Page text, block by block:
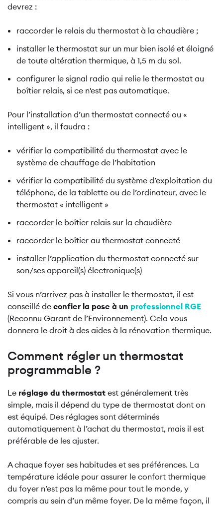
devrez :
raccorder le relais du thermostat à la chaudière ;
installer le thermostat sur un mur bien isolé et éloigné
de toute altération thermique, à 1,5 m du sol.
configurer le signal radio qui relie le thermostat au
boîtier relais, si ce n'est pas automatique.
Pour l’installation d’un thermostat connecté ou «
intelligent », il faudra :
vérifier la compatibilité du thermostat avec le
système de chauffage de l’habitation
vérifier la compatibilité du système d’exploitation du
téléphone, de la tablette ou de l’ordinateur, avec le
thermostat « intelligent »
raccorder le boîtier relais sur la chaudière
raccorder le boîtier au thermostat connecté
installer l’application du thermostat connecté sur
son/ses appareil(s) électronique(s)
Si vous n’arrivez pas à installer le thermostat, il est
conseillé de confier la pose à un professionnel RGE
(Reconnu Garant de l’Environnement). Cela vous
donnera le droit à des aides à la rénovation thermique.
Comment régler un thermostat
programmable ?
Le réglage du thermostat est généralement très
simple, mais il dépend du type de thermostat dont on
est équipé. Des réglages sont déterminés
automatiquement à l’achat du thermostat, mais il est
préférable de les ajuster.
A chaque foyer ses habitudes et ses préférences. La
température idéale pour assurer le confort thermique
du foyer n’est pas la même pour tout le monde, y
compris au sein d’un même foyer. De la même façon, il